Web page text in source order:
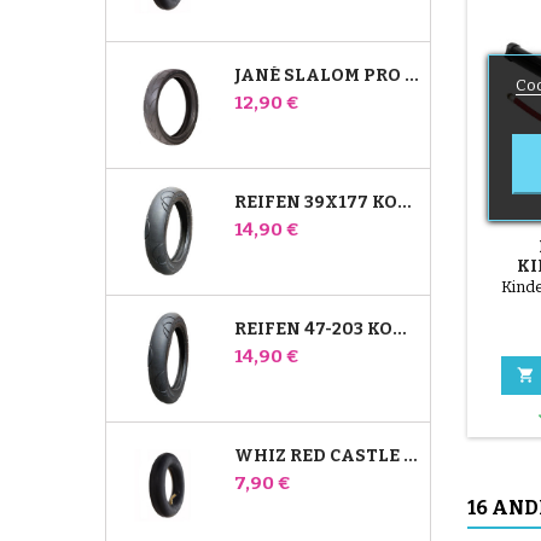
JANÉ SLALOM PRO UND POWERTWIN KINDERWAGENREIFEN
Preis
12,90 €
REIFEN 39X177 KOMPATIBEL MIT BUGABOO DONKEY KINDERWAGEN - FÜR VORDERRAD
Preis
14,90 €
REIFEN 47-203 KOMPATIBEL MIT BUGABOO DONKEY KINDERWAGEN - FÜR HINTERRAD
Preis
14,90 €
WHIZ RED CASTLE HINTERES INNENROHR
Preis
7,90 €

16